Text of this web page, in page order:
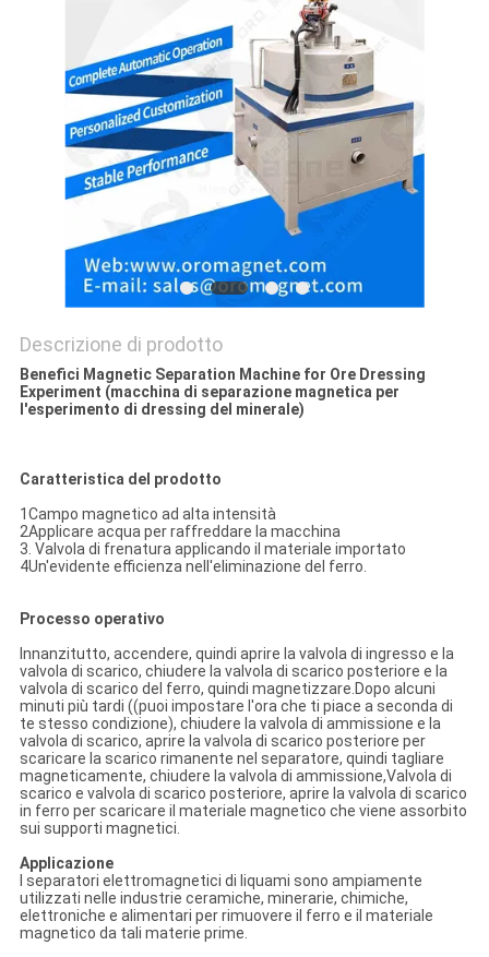
PRIVACY
POLICY
Descrizione di prodotto
Benefici Magnetic Separation Machine for Ore Dressing
Experiment (macchina di separazione magnetica per
l'esperimento di dressing del minerale)
Caratteristica del prodotto
1Campo magnetico ad alta intensità
2Applicare acqua per raffreddare la macchina
3. Valvola di frenatura applicando il materiale importato
4Un'evidente efficienza nell'eliminazione del ferro.
Processo operativo
Innanzitutto, accendere, quindi aprire la valvola di ingresso e la
valvola di scarico, chiudere la valvola di scarico posteriore e la
valvola di scarico del ferro, quindi magnetizzare.Dopo alcuni
minuti più tardi ((puoi impostare l'ora che ti piace a seconda di
te stesso condizione), chiudere la valvola di ammissione e la
valvola di scarico, aprire la valvola di scarico posteriore per
scaricare la scarico rimanente nel separatore, quindi tagliare
magneticamente, chiudere la valvola di ammissione,Valvola di
scarico e valvola di scarico posteriore, aprire la valvola di scarico
in ferro per scaricare il materiale magnetico che viene assorbito
sui supporti magnetici.
Applicazione
I separatori elettromagnetici di liquami sono ampiamente
utilizzati nelle industrie ceramiche, minerarie, chimiche,
elettroniche e alimentari per rimuovere il ferro e il materiale
magnetico da tali materie prime.